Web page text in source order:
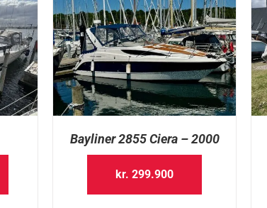
Bayliner 2855 Ciera – 2000
kr. 299.900